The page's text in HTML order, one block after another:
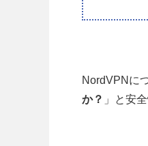
NordVPNに
か？ 」と安